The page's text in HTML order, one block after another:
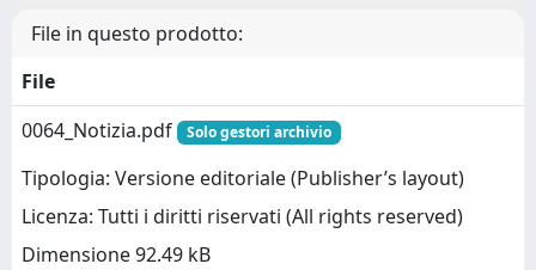
File in questo prodotto:
File
0064_Notizia.pdf
Solo gestori archivio
Tipologia: Versione editoriale (Publisher’s layout)
Licenza: Tutti i diritti riservati (All rights reserved)
Dimensione 92.49 kB